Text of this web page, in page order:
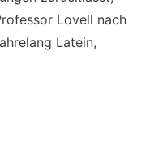
Lovell nach
Latein,